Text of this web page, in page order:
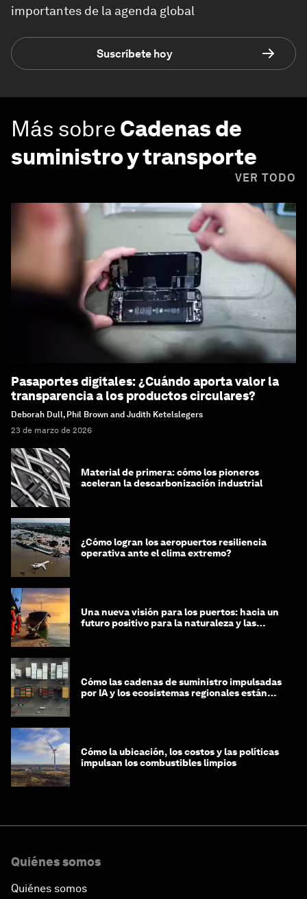
importantes de la agenda global
Suscríbete hoy
Más sobre Cadenas de
suministro y transporte
VER TODO
Pasaportes digitales: ¿Cuándo aporta valor la
transparencia a los productos circulares?
Deborah Dull, Phil Brown and Judith Ketelslegers
23 de marzo de 2026
Material de primera: cómo los pioneros
aceleran la descarbonización industrial
¿Cómo logran los aeropuertos resiliencia
operativa ante el clima extremo?
Una nueva visión para los puertos: hacia un
futuro positivo para la naturaleza y las
Cómo las cadenas de suministro impulsadas
por IA y los ecosistemas regionales están
Cómo la ubicación, los costos y las políticas
impulsan los combustibles limpios
Quiénes somos
Quiénes somos